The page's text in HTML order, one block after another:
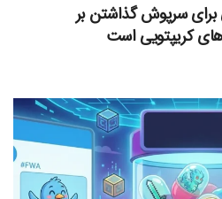
سرپوش گذاشتن بر
کریپتویی است